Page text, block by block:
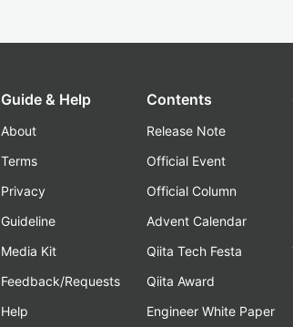
Guide & Help
About
Terms
Privacy
Guideline
Media Kit
Feedback/Requests
Help
Contents
Release Note
Official Event
Official Column
Advent Calendar
Qiita Tech Festa
Qiita Award
Engineer White Paper